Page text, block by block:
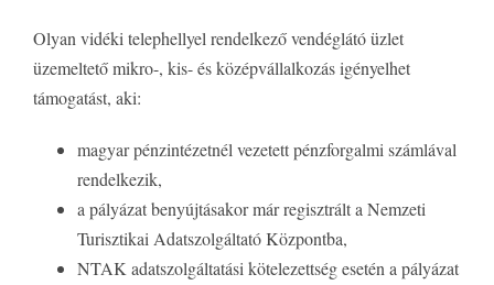
Olyan vidéki telephellyel rendelkező vendéglátó üzlet
üzemeltető mikro-, kis- és középvállalkozás igényelhet
támogatást, aki:
magyar pénzintézetnél vezetett pénzforgalmi számlával
rendelkezik,
a pályázat benyújtásakor már regisztrált a Nemzeti
Turisztikai Adatszolgáltató Központba,
NTAK adatszolgáltatási kötelezettség esetén a pályázat